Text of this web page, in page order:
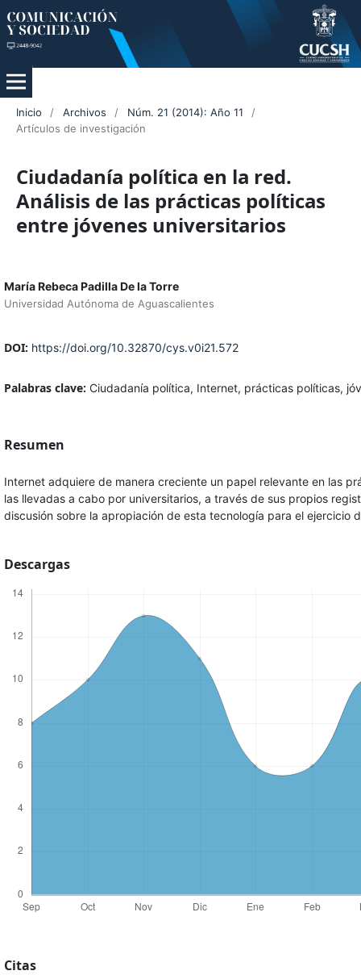
Inicio / Archivos / Núm. 21 (2014): Año 11
/
Artículos de investigación
Ciudadanía política en la red.
Análisis de las prácticas políticas
entre jóvenes universitarios
María Rebeca Padilla De la Torre
Universidad Autónoma de Aguascalientes
DOI: https://doi.org/10.32870/cys.v0i21.572
Palabras clave: Ciudadanía política, Internet, prácticas políticas,
Resumen
Internet adquiere de manera creciente un papel relevante en las
las llevadas a cabo por universitarios, a través de sus propios
discusión sobre la apropiación de esta tecnología para el ejercicio
Descargas
Citas